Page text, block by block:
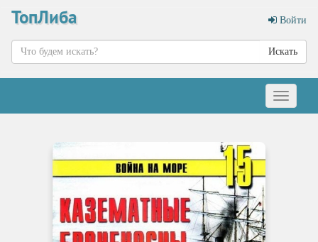
ТопЛиба Войти
Искать
Меню